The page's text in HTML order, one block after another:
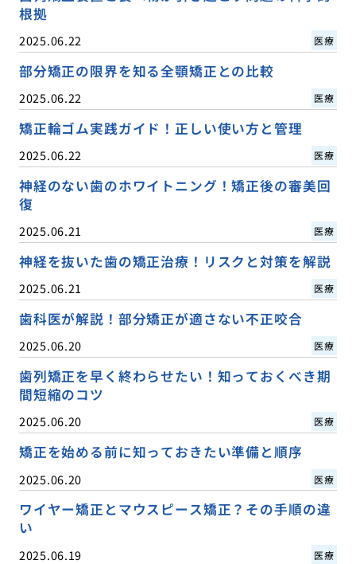
根拠
2025.06.22 医療
部分矯正の限界を知る全顎矯正との比較
2025.06.22 医療
矯正輪ゴム実践ガイド！正しい使い方と管理
2025.06.22 医療
神経のない歯のホワイトニング！矯正後の審美回
復
2025.06.21 医療
神経を抜いた歯の矯正治療！リスクと対策を解説
2025.06.21 医療
歯科医が解説！部分矯正が適さない不正咬合
2025.06.20 医療
歯列矯正を早く終わらせたい！知っておくべき期
間短縮のコツ
2025.06.20 医療
矯正を始める前に知っておきたい準備と順序
2025.06.20 医療
ワイヤー矯正とマウスピース矯正？その手順の違
い
2025.06.19 医療